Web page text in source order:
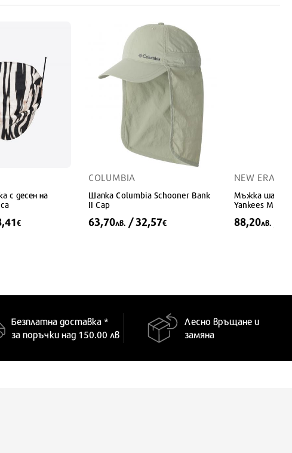
с десен на
€
COLUMBIA
Шапка Columbia Schooner Bank
II Cap
63,70лв. / 32,57€
NEW ERA
Мъжка шапка
Yankees MLB
88,20лв.
Безплатна доставка *
за поръчки над 150.00 лв
Лесно връщане и
замяна